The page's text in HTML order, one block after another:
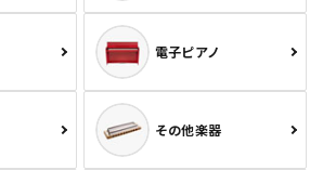
電子ピアノ
その他楽器